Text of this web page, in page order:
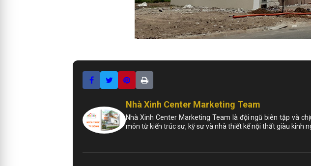
Nhà Xinh Center Marketing Team
Nhà Xinh Center Marketing Team là đội ngũ biên tập và
môn từ kiến trúc sư, kỹ sư và nhà thiết kế nội thất giàu kinh